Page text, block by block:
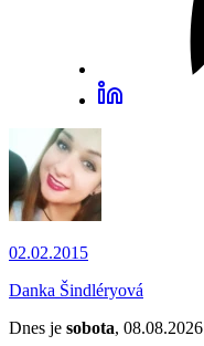
02.02.2015
Danka Šindléryová
Dnes je sobota, 08.08.2026